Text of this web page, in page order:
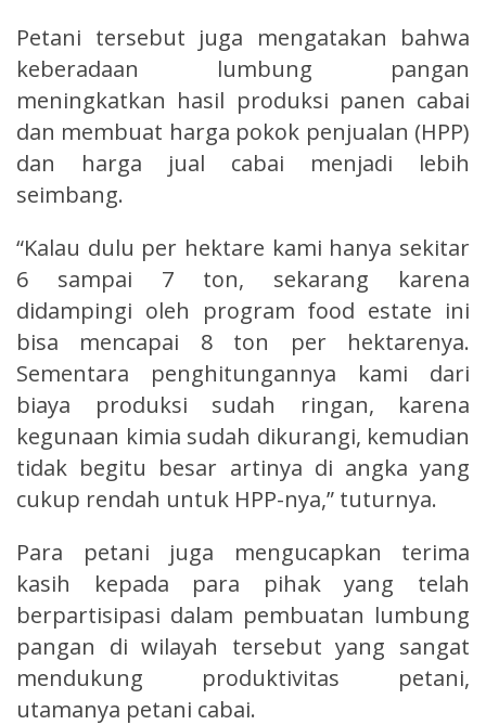
Petani tersebut juga mengatakan bahwa
keberadaan lumbung pangan
meningkatkan hasil produksi panen cabai
dan membuat harga pokok penjualan (HPP)
dan harga jual cabai menjadi lebih
seimbang.
“Kalau dulu per hektare kami hanya sekitar
6 sampai 7 ton, sekarang karena
didampingi oleh program food estate ini
bisa mencapai 8 ton per hektarenya.
Sementara penghitungannya kami dari
biaya produksi sudah ringan, karena
kegunaan kimia sudah dikurangi, kemudian
tidak begitu besar artinya di angka yang
cukup rendah untuk HPP-nya,” tuturnya.
Para petani juga mengucapkan terima
kasih kepada para pihak yang telah
berpartisipasi dalam pembuatan lumbung
pangan di wilayah tersebut yang sangat
mendukung produktivitas petani,
utamanya petani cabai.